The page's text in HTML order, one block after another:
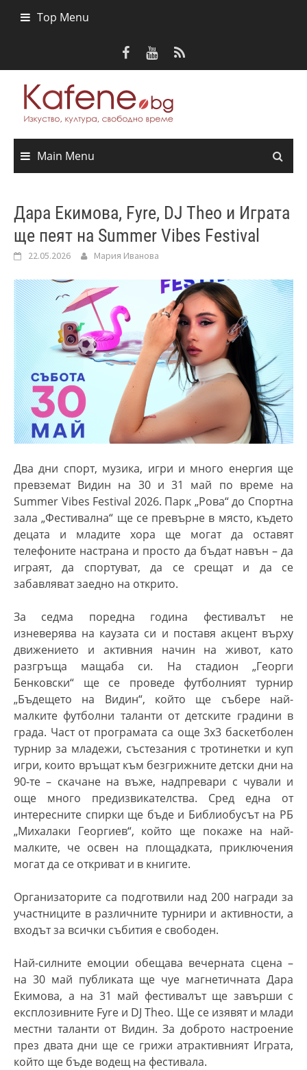
Top Menu
Main Menu
Дара Екимова, Fyre, DJ Theo и Играта
ще пеят на Summer Vibes Festival
22.05.2026 Мария Иванова
Два дни спорт, музика, игри и много енергия ще
превземат Видин на 30 и 31 май по време на
Summer Vibes Festival 2026. Парк „Рова“ до Спортна
зала „Фестивална“ ще се превърне в място, където
децата и младите хора ще могат да оставят
телефоните настрана и просто да бъдат навън – да
играят, да спортуват, да се срещат и да се
забавляват заедно на открито.
За седма поредна година фестивалът не
изневерява на каузата си и поставя акцент върху
движението и активния начин на живот, като
разгръща мащаба си. На стадион „Георги
Бенковски“ ще се проведе футболният турнир
„Бъдещето на Видин“, който ще събере най-
малките футболни таланти от детските градини в
града. Част от програмата са още 3х3 баскетболен
турнир за младежи, състезания с тротинетки и куп
игри, които връщат към безгрижните детски дни на
90-те – скачане на въже, надпревари с чували и
още много предизвикателства. Сред една от
интересните спирки ще бъде и Библиобусът на РБ
„Михалаки Георгиев“, който ще покаже на най-
малките, че освен на площадката, приключения
могат да се откриват и в книгите.
Организаторите са подготвили над 200 награди за
участниците в различните турнири и активности, а
входът за всички събития е свободен.
Най-силните емоции обещава вечерната сцена –
на 30 май публиката ще чуе магнетичната Дара
Екимова, а на 31 май фестивалът ще завърши с
експлозивните Fyre и DJ Theo. Ще се изявят и млади
местни таланти от Видин. За доброто настроение
през двата дни ще се грижи атрактивният Играта,
който ще бъде водещ на фестивала.